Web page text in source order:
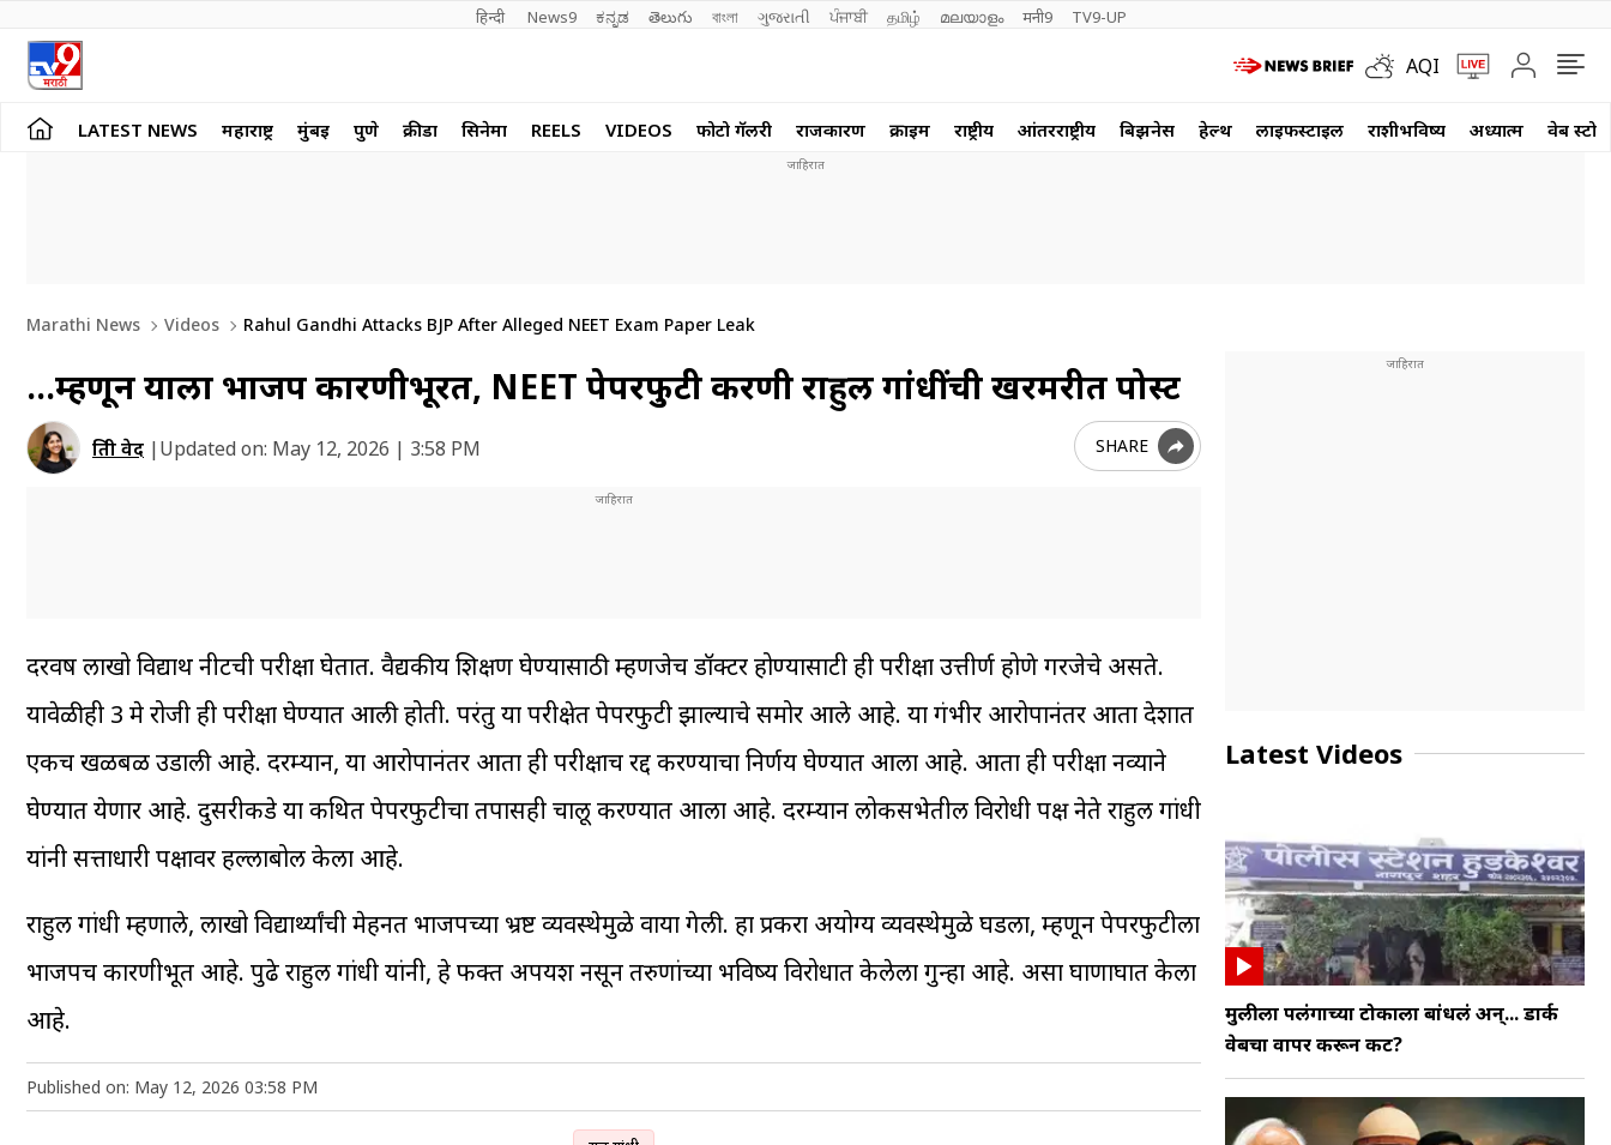
हिन्दी News9 ಕನ್ನಡ తెలుగు বাংলা ગુજરાતી ਪੰਜਾਬੀ தமிழ் മലയാളം मनी9 TV9-UP
AQI
LATEST NEWS महाराष्ट्र मुंबई पुणे क्रीडा सिनेमा REELS VIDEOS फोटो गॅलरी राजकारण क्राईम राष्ट्रीय आंतरराष्ट्रीय बिझनेस हेल्थ लाईफस्टाईल राशीभविष्य अध्यात्म वेब
Marathi News Videos Rahul Gandhi Attacks BJP After Alleged NEET Exam Paper Leak
…म्हणून याला भाजप कारणीभूरत, NEET पेपरफुटी प्रकरणी राहुल गांधींची खरमरीत पोस्ट
प्रिती वेद |Updated on: May 12, 2026 | 3:58 PM SHARE
दरवर्षी लाखो विद्यार्थी नीटची परीक्षा घेतात. वैद्यकीय शिक्षण घेण्यासाठी म्हणजेच डॉक्टर होण्यासाटी ही परीक्षा उत्तीर्ण होणे गरजेचे असते.
यावेळीही 3 मे रोजी ही परीक्षा घेण्यात आली होती. परंतु या परीक्षेत पेपरफुटी झाल्याचे समोर आले आहे. या गंभीर आरोपानंतर आता देशात
एकच खळबळ उडाली आहे. दरम्यान, या आरोपानंतर आता ही परीक्षाच रद्द करण्याचा निर्णय घेण्यात आला आहे. आता ही परीक्षा नव्याने
घेण्यात येणार आहे. दुसरीकडे या कथित पेपरफुटीचा तपासही चालू करण्यात आला आहे. दरम्यान लोकसभेतील विरोधी पक्ष नेते राहुल गांधी
यांनी सत्ताधारी पक्षावर हल्लाबोल केला आहे.
राहुल गांधी म्हणाले, लाखो विद्यार्थ्यांची मेहनत भाजपच्या भ्रष्ट व्यवस्थेमुळे वाया गेली. हा प्रकरा अयोग्य व्यवस्थेमुळे घडला, म्हणून पेपरफुटीला
भाजपच कारणीभूत आहे. पुढे राहुल गांधी यांनी, हे फक्त अपयश नसून तरुणांच्या भविष्य विरोधात केलेला गुन्हा आहे. असा घाणाघात केला
आहे.
Published on: May 12, 2026 03:58 PM
Latest Videos
मुलीला पलंगाच्या टोकाला बांधलं अन्... डार्क
वेबचा वापर करून कट?